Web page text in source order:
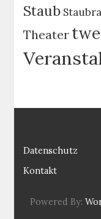
Staub
Theater
Datenschutz
Kontakt
Powered By: